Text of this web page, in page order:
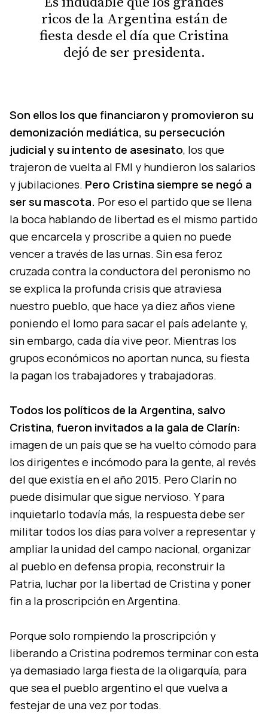
ricos de la Argentina están de
fiesta desde el día que Cristina
dejó de ser presidenta.
Son ellos los que financiaron y promovieron su
demonización mediática, su persecución
judicial y su intento de asesinato, los que
trajeron de vuelta al FMI y hundieron los salarios
y jubilaciones. Pero Cristina siempre se negó a
ser su mascota. Por eso el partido que se llena
la boca hablando de libertad es el mismo partido
que encarcela y proscribe a quien no puede
vencer a través de las urnas. Sin esa feroz
cruzada contra la conductora del peronismo no
se explica la profunda crisis que atraviesa
nuestro pueblo, que hace ya diez años viene
poniendo el lomo para sacar el país adelante y,
sin embargo, cada día vive peor. Mientras los
grupos económicos no aportan nunca, su fiesta
la pagan los trabajadores y trabajadoras.
Todos los políticos de la Argentina, salvo
Cristina, fueron invitados a la gala de Clarín:
imagen de un país que se ha vuelto cómodo para
los dirigentes e incómodo para la gente, al revés
del que existía en el año 2015. Pero Clarín no
puede disimular que sigue nervioso. Y para
inquietarlo todavía más, la respuesta debe ser
militar todos los días para volver a representar y
ampliar la unidad del campo nacional, organizar
al pueblo en defensa propia, reconstruir la
Patria, luchar por la libertad de Cristina y poner
fin a la proscripción en Argentina.
Porque solo rompiendo la proscripción y
liberando a Cristina podremos terminar con esta
ya demasiado larga fiesta de la oligarquía, para
que sea el pueblo argentino el que vuelva a
festejar de una vez por todas.